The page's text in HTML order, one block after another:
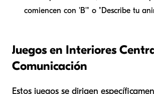
comiencen con 'B'" o "Describe tu
Juegos en Interiores
Comunicación
Estos juegos se dirigen